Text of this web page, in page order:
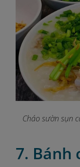
Cháo sườn sụn
7. Bánh